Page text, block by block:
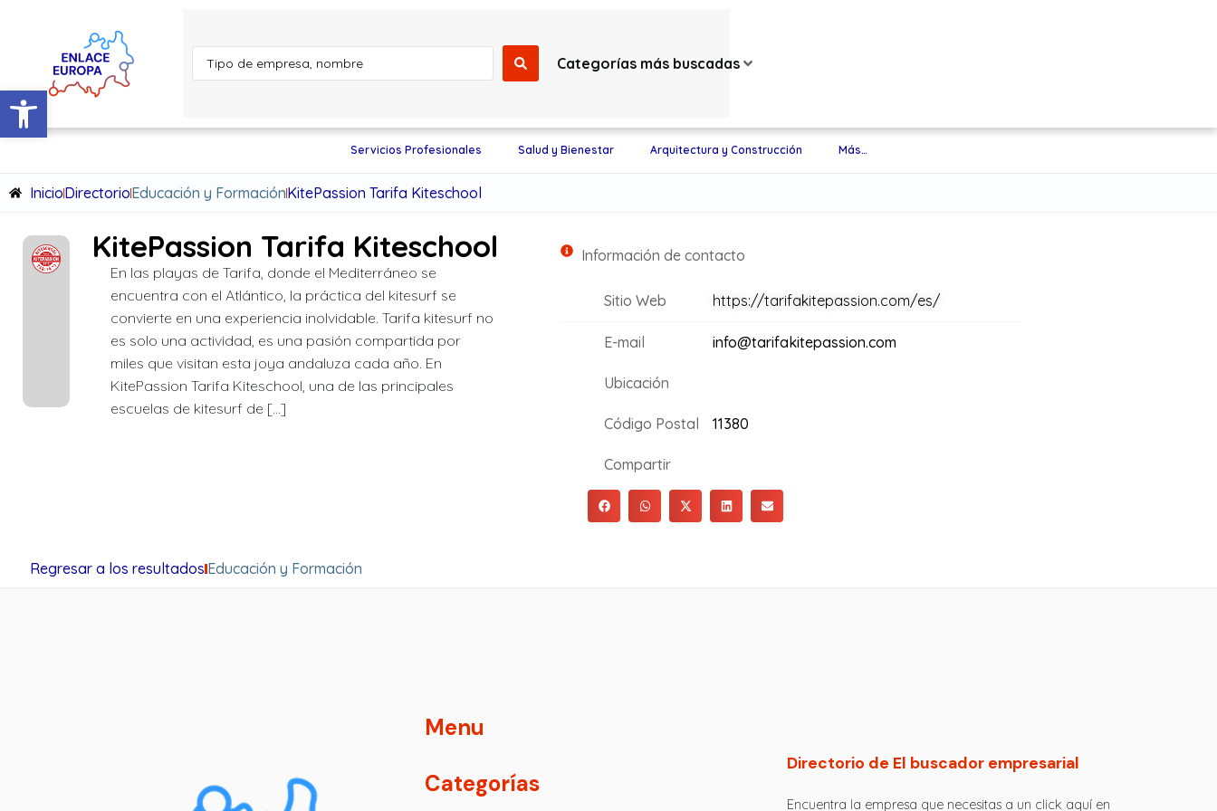
Abrir barra de herramientas
Categorías más buscadas
Servicios Profesionales Salud y Bienestar Arquitectura y Construcción Más…
InicioDirectorioEducación y FormaciónKitePassion Tarifa Kiteschool
KitePassion Tarifa Kiteschool
En las playas de Tarifa, donde el Mediterráneo se
encuentra con el Atlántico, la práctica del kitesurf se
convierte en una experiencia inolvidable. Tarifa kitesurf no
es solo una actividad, es una pasión compartida por
miles que visitan esta joya andaluza cada año. En
KitePassion Tarifa Kiteschool, una de las principales
escuelas de kitesurf de […]
Información de contacto
Sitio Web https://tarifakitepassion.com/es/
E-mail info@tarifakitepassion.com
Ubicación
Código Postal 11380
Compartir
Regresar a los resultadosEducación y Formación
Menu
Categorías
Directorio de El buscador empresarial
Encuentra la empresa que necesitas a un click aquí en